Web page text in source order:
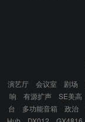
演艺厅 会议室 剧场
响
有源扩声 SE美高
台
多功能音箱 政治